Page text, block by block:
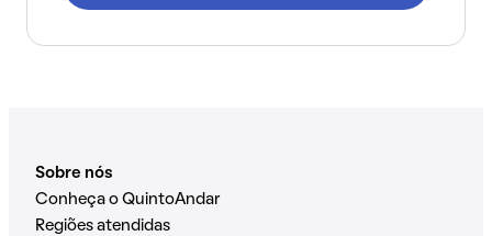
Sobre nós
Conheça o QuintoAndar
Regiões atendidas